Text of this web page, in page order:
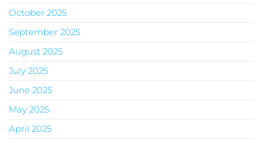
October 2025
September 2025
August 2025
July 2025
June 2025
May 2025
April 2025